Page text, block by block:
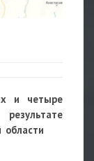
и четыре
области